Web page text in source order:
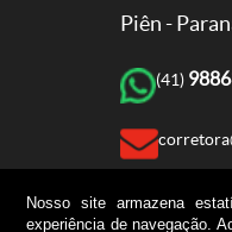
Piên -
(41)
Rua
Piên -
Nosso site armazena
experiência de navegação.